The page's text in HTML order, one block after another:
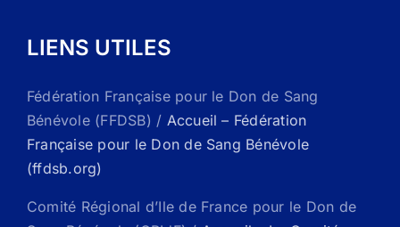
LIENS UTILES
Fédération Française pour le Don de Sang
Bénévole (FFDSB) / Accueil – Fédération
Française pour le Don de Sang Bénévole
(ffdsb.org)
Comité Régional d’Ile de France pour le Don de